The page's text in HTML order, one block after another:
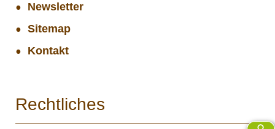
Newsletter
Sitemap
Kontakt
Rechtliches